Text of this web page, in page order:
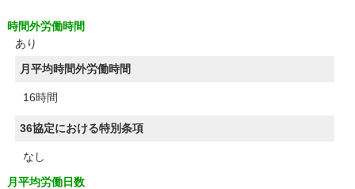
時間外労働時間
あり
月平均時間外労働時間
16時間
36協定における特別条項
なし
月平均労働日数